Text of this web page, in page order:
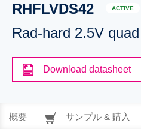
Please log into show your
RHFLVDS42 ACTIVE
Rad-hard 2.5V
Download datasheet
概要 サンプル & 購入